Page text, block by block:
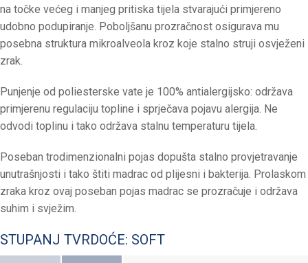
na točke većeg i manjeg pritiska tijela stvarajući primjereno
udobno podupiranje. Poboljšanu prozračnost osigurava mu
posebna struktura mikroalveola kroz koje stalno struji osvježeni
zrak.
Punjenje od poliesterske vate je 100% antialergijsko: održava
primjerenu regulaciju topline i sprječava pojavu alergija. Ne
odvodi toplinu i tako održava stalnu temperaturu tijela.
Poseban trodimenzionalni pojas dopušta stalno provjetravanje
unutrašnjosti i tako štiti madrac od plijesni i bakterija. Prolaskom
zraka kroz ovaj poseban pojas madrac se prozračuje i održava
suhim i svježim.
STUPANJ TVRDOĆE: SOFT